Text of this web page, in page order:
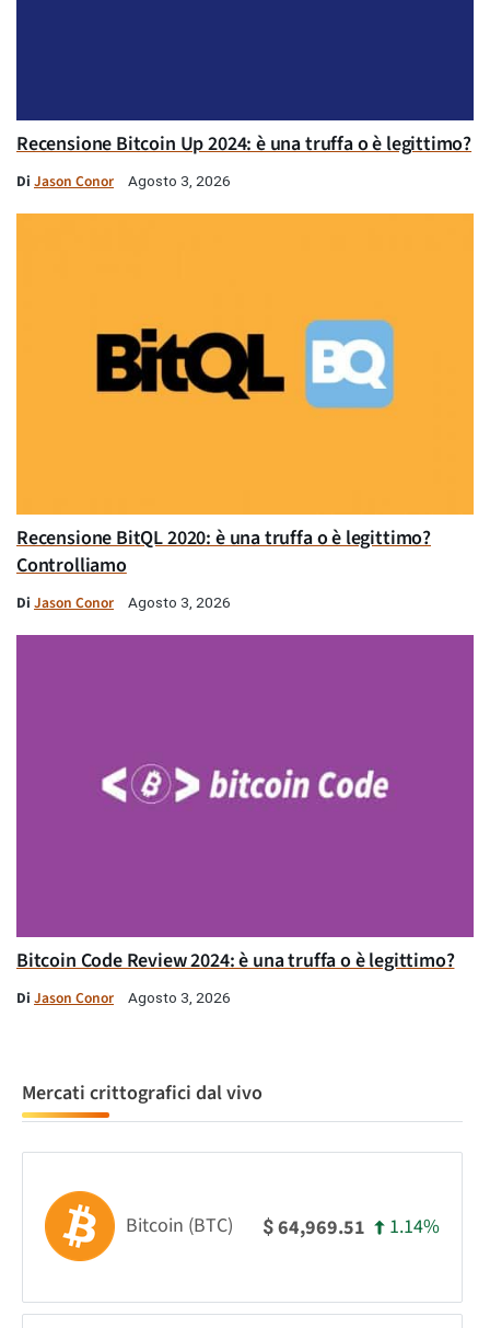
Recensione Bitcoin Up 2024: è una truffa o è legittimo?
Di Jason Conor Agosto 3, 2026
Recensione BitQL 2020: è una truffa o è legittimo?
Controlliamo
Di Jason Conor Agosto 3, 2026
Bitcoin Code Review 2024: è una truffa o è legittimo?
Di Jason Conor Agosto 3, 2026
Mercati crittografici dal vivo
Bitcoin (BTC) $64,969.51 1.14%